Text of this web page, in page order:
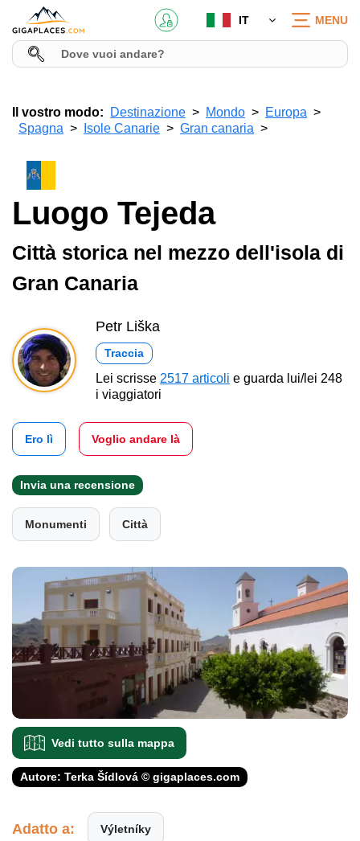
IT MENU
Il vostro modo: Destinazione Mondo
Europa
Spagna
Isole Canarie Gran canaria
Luogo Tejeda
Città storica nel mezzo dell'isola di
Gran Canaria
Petr Liška
Traccia
Lei scrisse 2517 articoli e guarda lui/lei 248
i viaggiatori
Ero lì Voglio andare là
Invia una recensione
Monumenti Città
Vedi tutto sulla mappa
Autore: Terka Šídlová © gigaplaces.com
Adatto a: Výletníky